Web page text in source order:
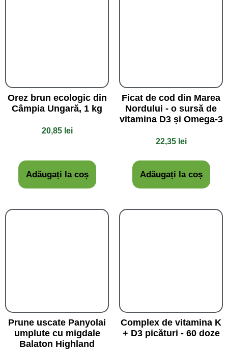
Orez brun ecologic din
Câmpia Ungară, 1 kg
20,85 lei
Adăugați la coș
Ficat de cod din Marea
Nordului - o sursă de
vitamina D3 și Omega-3
22,35 lei
Adăugați la coș
Prune uscate Panyolai
umplute cu migdale
Balaton Highland
Complex de vitamina K
+ D3 picături - 60 doze